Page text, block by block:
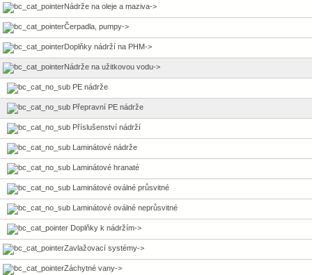
Nádrže na oleje a maziva->
Čerpadla, pumpy->
Doplňky nádrží na PHM->
Nádrže na užitkovou vodu->
PE nádrže
Přepravní PE nádrže
Příslušenství nádrží
Laminátové nádrže
Laminátové hranaté
Laminátové oválné průsvitné
Laminátové oválné neprůsvitné
Doplňky k nádržím->
Zavlažovací systémy->
Záchytné vany->